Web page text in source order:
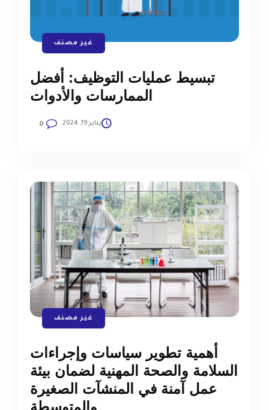
غير مصنف
تبسيط عمليات التوظيف: أفضل
الممارسات والأدوات
يناير 19, 2024 0
غير مصنف
أهمية تطوير سياسات وإجراءات
السلامة والصحة المهنية لضمان بيئة
عمل آمنة في المنشآت الصغيرة
والمتوسطة